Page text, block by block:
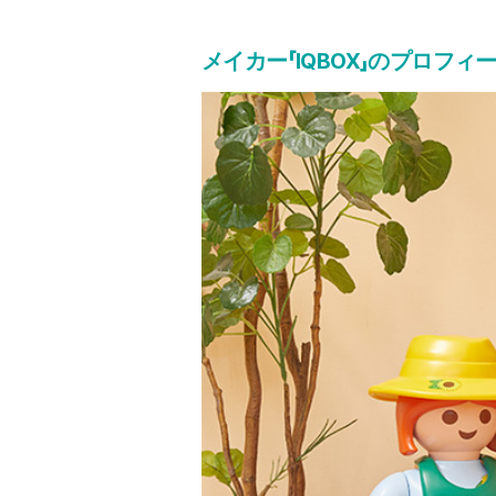
メイカー「IQBOX」のプロフィ